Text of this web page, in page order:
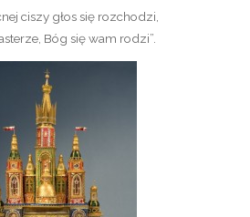
ciszy głos się rozchodzi,
Bóg się wam rodzi”.